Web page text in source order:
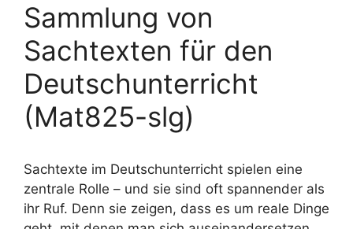
Sammlung von
Sachtexten für den
Deutschunterricht
(Mat825-slg)
Sachtexte im Deutschunterricht spielen eine
zentrale Rolle – und sie sind oft spannender als
ihr Ruf. Denn sie zeigen, dass es um reale Dinge